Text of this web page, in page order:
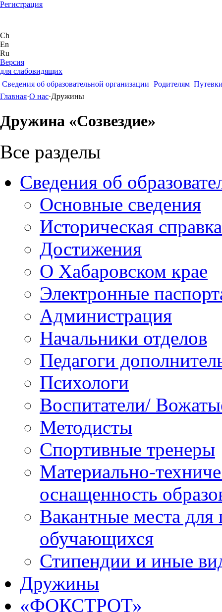
Регистрация
Ch
En
Ru
Версия
для слабовидящих
Сведения об образовательной организации Родителям
Главная·О нас·Дружины
Дружина «Созвездие»
Все разделы
Сведения об
Основные сведения
Историческая справка
Достижения
О Хабаровском крае
Электронные
Администрация
Начальники отделов
Педагоги
Психологи
Воспитатели/
Методисты
Спортивные тренеры
Материально-
оснащенность
Вакантные места для
обучающихся
Стипендии и иные
Дружины
«ФОКСТРОТ»